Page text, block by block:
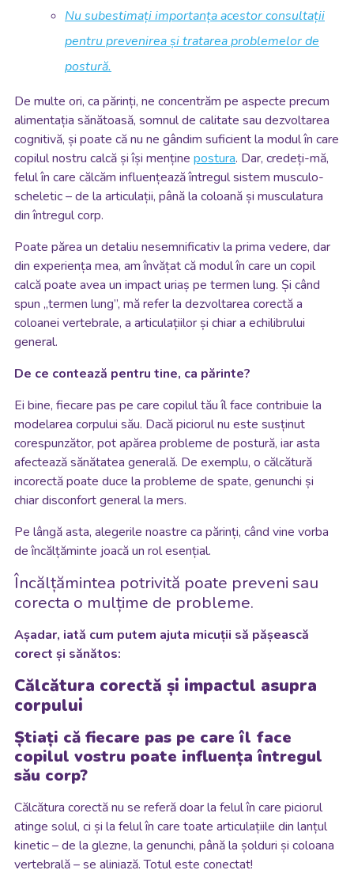
Nu subestimați importanța acestor consultații
pentru prevenirea și tratarea problemelor de
postură.
De multe ori, ca părinți, ne concentrăm pe aspecte precum
alimentația sănătoasă, somnul de calitate sau dezvoltarea
cognitivă, și poate că nu ne gândim suficient la modul în care
copilul nostru calcă și își menține postura. Dar, credeți-mă,
felul în care călcăm influențează întregul sistem musculo-
scheletic – de la articulații, până la coloană și musculatura
din întregul corp.
Poate părea un detaliu nesemnificativ la prima vedere, dar
din experiența mea, am învățat că modul în care un copil
calcă poate avea un impact uriaș pe termen lung. Și când
spun „termen lung”, mă refer la dezvoltarea corectă a
coloanei vertebrale, a articulațiilor și chiar a echilibrului
general.
De ce contează pentru tine, ca părinte?
Ei bine, fiecare pas pe care copilul tău îl face contribuie la
modelarea corpului său. Dacă piciorul nu este susținut
corespunzător, pot apărea probleme de postură, iar asta
afectează sănătatea generală. De exemplu, o călcătură
incorectă poate duce la probleme de spate, genunchi și
chiar disconfort general la mers.
Pe lângă asta, alegerile noastre ca părinți, când vine vorba
de încălțăminte joacă un rol esențial.
Încălțămintea potrivită poate preveni sau
corecta o mulțime de probleme.
Așadar, iată cum putem ajuta micuții să pășească
corect și sănătos:
Călcătura corectă și impactul asupra
corpului
Știați că fiecare pas pe care îl face
copilul vostru poate influența întregul
său corp?
Călcătura corectă nu se referă doar la felul în care piciorul
atinge solul, ci și la felul în care toate articulațiile din lanțul
kinetic – de la glezne, la genunchi, până la șolduri și coloana
vertebrală – se aliniază. Totul este conectat!